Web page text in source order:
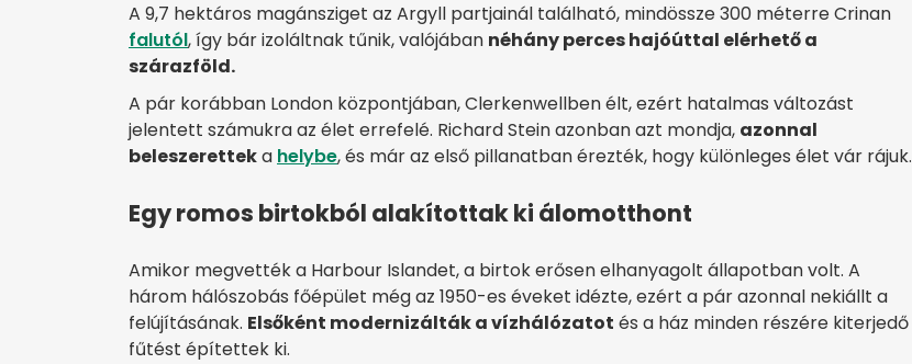
A 9,7 hektáros magánsziget az Argyll partjainál található, mindössze 300 méterre Crinan
falutól, így bár izoláltnak tűnik, valójában néhány perces hajóúttal elérhető a
szárazföld.
A pár korábban London központjában, Clerkenwellben élt, ezért hatalmas változást
jelentett számukra az élet errefelé. Richard Stein azonban azt mondja, azonnal
beleszeretteka helybe, és már az első pillanatban érezték, hogy különleges élet vár rájuk.
Egy romos birtokból alakítottak ki álomotthont
Amikor megvették a Harbour Islandet, a birtok erősen elhanyagolt állapotban volt. A
három hálószobás főépület még az 1950-es éveket idézte, ezért a pár azonnal nekiállt a
felújításának. Elsőként modernizálták a vízhálózatot és a ház minden részére kiterjedő
fűtést építettek ki.